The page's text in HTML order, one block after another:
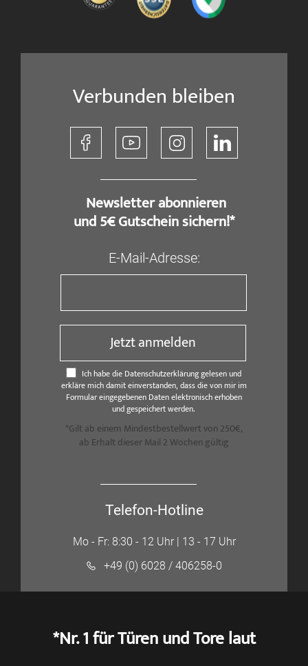
Verbunden bleiben
​ Newsletter abonnieren
und 5€ Gutschein sichern!*
E-Mail-Adresse:
Jetzt anmelden
Ich habe die Datenschutzerklärung gelesen und
erkläre mich damit einverstanden, dass die von mir im
Formular eingegebenen Daten elektronisch erhoben
und gespeichert werden.
*Gilt ab einem Mindestbestellwert von 250€,
ab Erhalt dieser Mail 2 Wochen gültig
Telefon-Hotline
Mo - Fr: 8:30 - 12 Uhr | 13 - 17 Uhr
+49 (0) 6028 / 406258-0
*Nr. 1 für Türen und Tore laut